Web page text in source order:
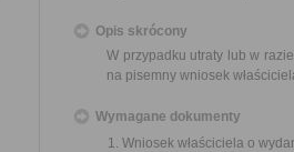
Opis skrócony
W przypadku utraty lub w
na pisemny wniosek
Wymagane dokumenty
Wniosek właściciela o